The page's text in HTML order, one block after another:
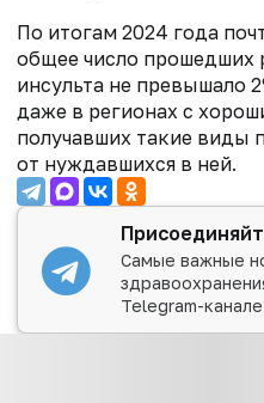
По итогам 2024 года
общее число прошедших
инсульта не превышало
даже в регионах с
получавших такие виды
от нуждавшихся в ней.
Самые важные
Telegram-